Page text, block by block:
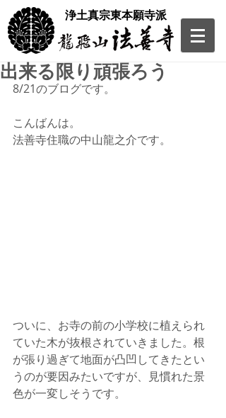
​浄土真宗東本願寺派
出来る限り頑張ろう
8/21のブログです。
こんばんは。
法善寺住職の中山龍之介です。
ついに、お寺の前の小学校に植えられ
ていた木が抜根されていきました。根
が張り過ぎて地面が凸凹してきたとい
うのが要因みたいですが、見慣れた景
色が一変しそうです。